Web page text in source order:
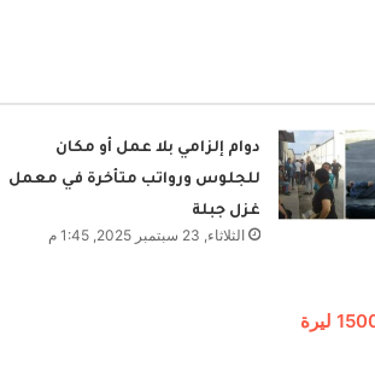
دوام إلزامي بلا عمل أو مكان
للجلوس ورواتب متأخرة في معمل
غزل جبلة
الثلاثاء, 23 سبتمبر 2025, 1:45 م